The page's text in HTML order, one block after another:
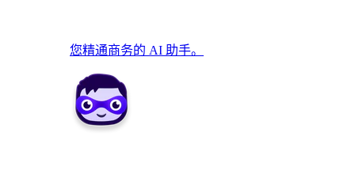
您精通商务的 AI 助手。